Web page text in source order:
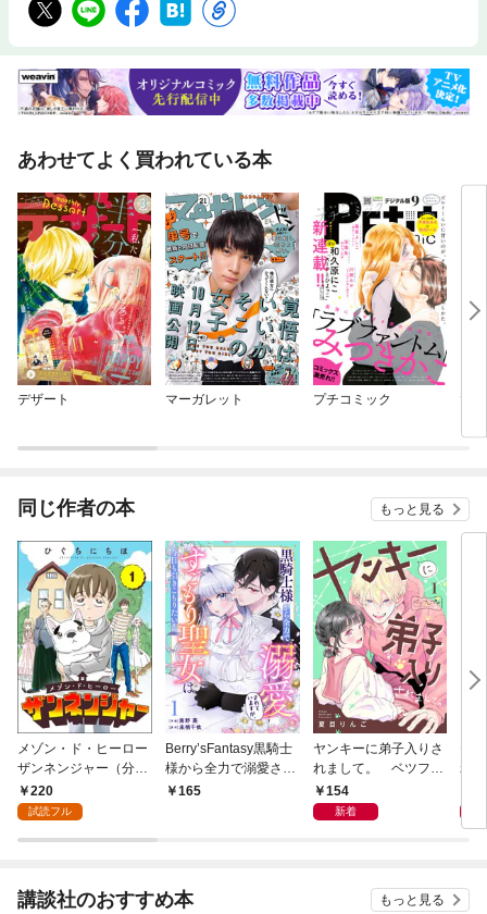
あわせてよく買われている本
デザート マーガレット プチコミック ぴ
同じ作者の本 もっと見る
メゾン・ド・ヒーロー
ザンネンジャー（分冊
版） 【第1話】
220
試読フル
Berry’sFantasy黒騎士
様から全力で溺愛され
ていますが、すごもり
165
ヤンキーに弟子入りさ
れまして。 ベツフレ
プチ（１）
154
新着
れ
講談社のおすすめ本 もっと見る